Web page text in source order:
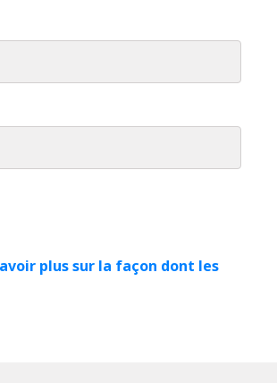
plus sur la façon dont les